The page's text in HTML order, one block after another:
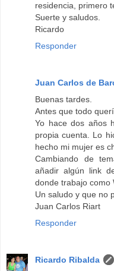
residencia, primero
Suerte y saludos.
Ricardo
Responder
Juan Carlos de
Buenas tardes.
Antes que todo
Yo hace dos años
propia cuenta. Lo
hecho mi mujer es
Cambiando de
añadir algún link
donde trabajo como
Un saludo y que no
Juan Carlos Riart
Responder
Ricardo Ribalda